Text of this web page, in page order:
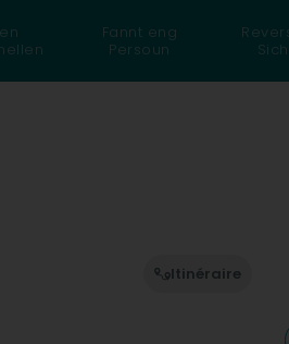
Fannt eng
Persoun
Sich
Itinéraire